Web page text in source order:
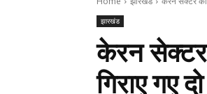
झारखंड
केरन सेक्टर
गिराए गए